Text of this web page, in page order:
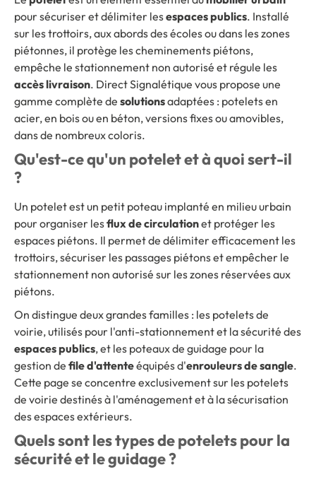
pour sécuriser et délimiter lesespaces publics. Installé
sur les trottoirs, aux abords des écoles ou dans les zones
piétonnes, il protège les cheminements piétons,
empêche le stationnement non autorisé et régule les
accès livraison. Direct Signalétique vous propose une
gamme complète de solutionsadaptées : potelets en
acier, en bois ou en béton, versions fixes ou amovibles,
dans de nombreux coloris.
Qu'est-ce qu'un potelet et à quoi sert-il
?
Un potelet est un petit poteau implanté en milieu urbain
pour organiser lesflux de circulationet protéger les
espaces piétons. Il permet de délimiter efficacement les
trottoirs, sécuriser les passages piétons et empêcher le
stationnement non autorisé sur les zones réservées aux
piétons.
On distingue deux grandes familles : les potelets de
voirie, utilisés pour l'anti-stationnement et la sécurité des
espaces publics, et les poteaux de guidage pour la
gestion de file d'attenteéquipés d'enrouleurs de sangle.
Cette page se concentre exclusivement sur les potelets
de voirie destinés à l'aménagement et à la sécurisation
des espaces extérieurs.
Quels sont les types de potelets pour la
sécurité et le guidage ?